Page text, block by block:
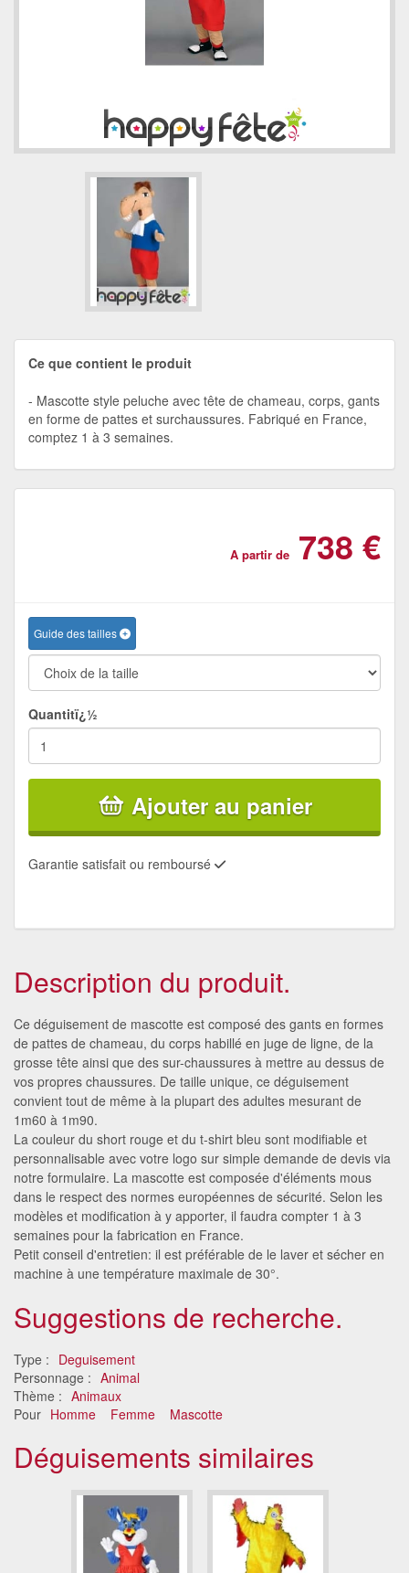
Ce que contient le produit
Mascotte style peluche avec tête de chameau, corps, gants
en forme de pattes et surchaussures. Fabriqué en France,
comptez 1 à 3 semaines.
A partir de 738 €
Guide des tailles
Quantitï¿½
Ajouter au panier
Garantie satisfait ou remboursé
Description du produit.
Ce déguisement de mascotte est composé des gants en formes
de pattes de chameau, du corps habillé en juge de ligne, de la
grosse tête ainsi que des sur-chaussures à mettre au dessus de
vos propres chaussures. De taille unique, ce déguisement
convient tout de même à la plupart des adultes mesurant de
1m60 à 1m90.
La couleur du short rouge et du t-shirt bleu sont modifiable et
personnalisable avec votre logo sur simple demande de devis via
notre formulaire. La mascotte est composée d'éléments mous
dans le respect des normes européennes de sécurité. Selon les
modèles et modification à y apporter, il faudra compter 1 à 3
semaines pour la fabrication en France.
Petit conseil d'entretien: il est préférable de le laver et sécher en
machine à une température maximale de 30°.
Suggestions de recherche.
Type : Deguisement
Personnage : Animal
Thème : Animaux
Pour Homme Femme Mascotte
Déguisements similaires